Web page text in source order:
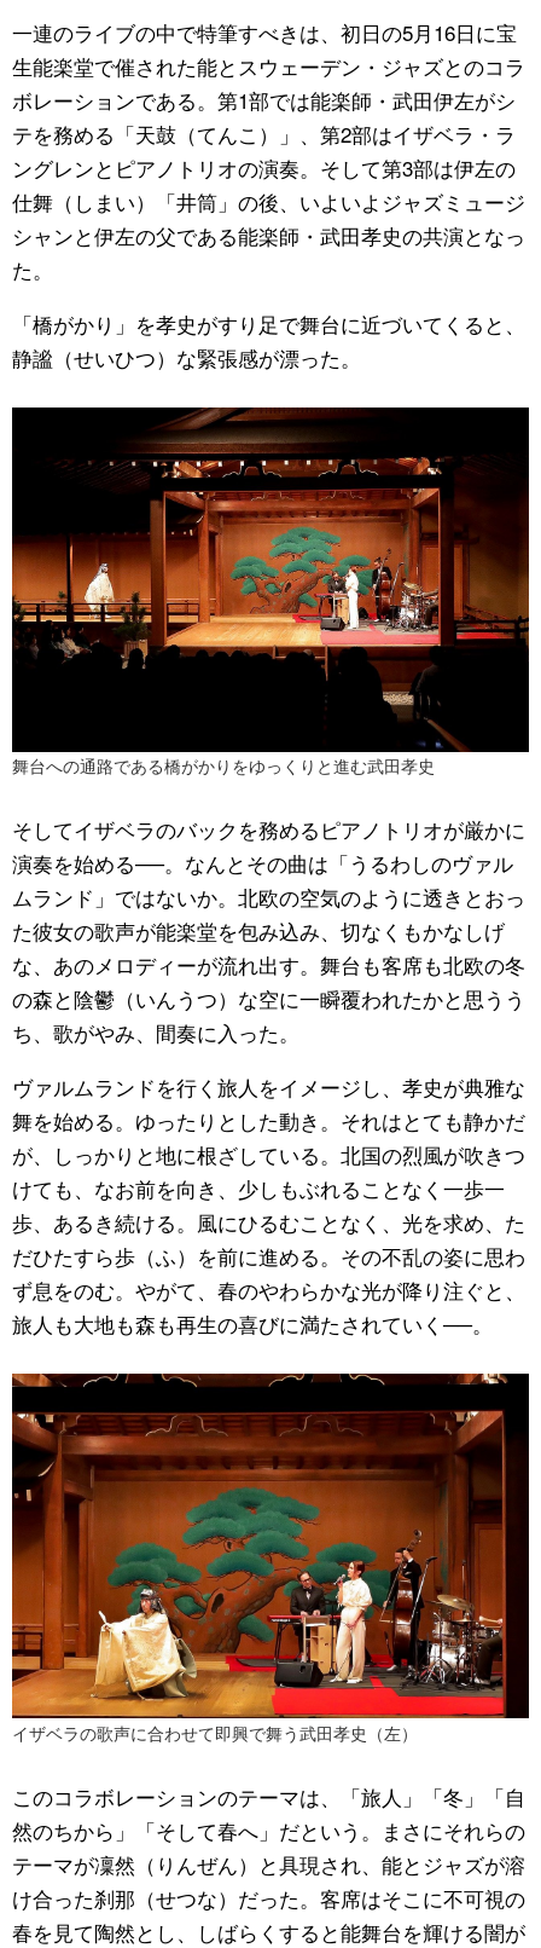
一連のライブの中で特筆すべきは、初日の5月16日に宝
生能楽堂で催された能とスウェーデン・ジャズとのコラ
ボレーションである。第1部では能楽師・武田伊左がシ
テを務める「天鼓（てんこ）」、第2部はイザベラ・ラ
ングレンとピアノトリオの演奏。そして第3部は伊左の
仕舞（しまい）「井筒」の後、いよいよジャズミュージ
シャンと伊左の父である能楽師・武田孝史の共演となっ
た。
「橋がかり」を孝史がすり足で舞台に近づいてくると、
静謐（せいひつ）な緊張感が漂った。
舞台への通路である橋がかりをゆっくりと進む武田孝史
そしてイザベラのバックを務めるピアノトリオが厳かに
演奏を始める──。なんとその曲は「うるわしのヴァル
ムランド」ではないか。北欧の空気のように透きとおっ
た彼女の歌声が能楽堂を包み込み、切なくもかなしげ
な、あのメロディーが流れ出す。舞台も客席も北欧の冬
の森と陰鬱（いんうつ）な空に一瞬覆われたかと思うう
ち、歌がやみ、間奏に入った。
ヴァルムランドを行く旅人をイメージし、孝史が典雅な
舞を始める。ゆったりとした動き。それはとても静かだ
が、しっかりと地に根ざしている。北国の烈風が吹きつ
けても、なお前を向き、少しもぶれることなく一歩一
歩、あるき続ける。風にひるむことなく、光を求め、た
だひたすら歩（ふ）を前に進める。その不乱の姿に思わ
ず息をのむ。やがて、春のやわらかな光が降り注ぐと、
旅人も大地も森も再生の喜びに満たされていく──。
イザベラの歌声に合わせて即興で舞う武田孝史（左）
このコラボレーションのテーマは、「旅人」「冬」「自
然のちから」「そして春へ」だという。まさにそれらの
テーマが凜然（りんぜん）と具現され、能とジャズが溶
け合った刹那（せつな）だった。客席はそこに不可視の
春を見て陶然とし、しばらくすると能舞台を輝ける闇が